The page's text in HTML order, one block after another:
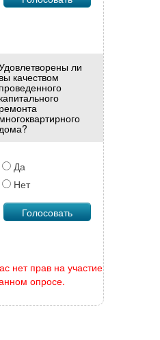
ли
вы качеством
проведенного
капитального
ремонта
многоквартирного
Да
Нет
нет прав на участие
опросе.